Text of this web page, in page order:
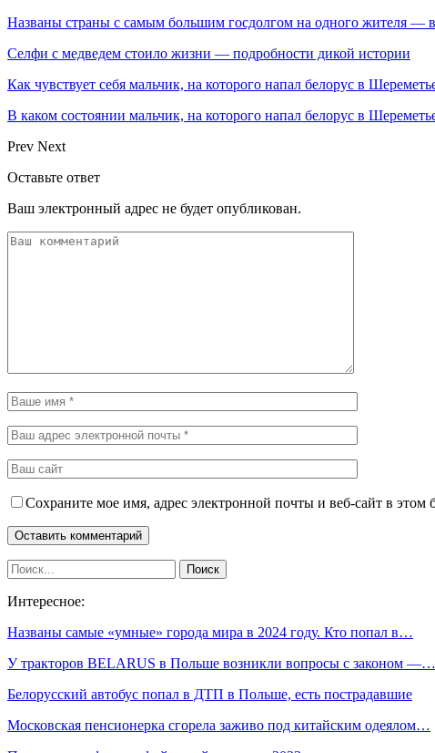
Названы страны с самым большим госдолгом на одного жителя —
Селфи с медведем стоило жизни — подробности дикой истории
Как чувствует себя мальчик, на которого напал белорус в
В каком состоянии мальчик, на которого напал белорус в
Prev Next
Оставьте ответ
Ваш электронный адрес не будет опубликован.
Сохраните мое имя, адрес электронной почты и веб-сайт в этом
Интересное:
Названы самые «умные» города мира в 2024 году. Кто попал в…
У тракторов BELARUS в Польше возникли вопросы с законом —…
Белорусский автобус попал в ДТП в Польше, есть пострадавшие
Московская пенсионерка сгорела заживо под китайским одеялом…